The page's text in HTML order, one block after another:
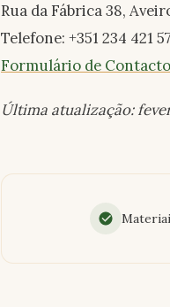
Rua da Fábrica 38,
Telefone: +351 234 421
Formulário de Contacto
Última atualização: